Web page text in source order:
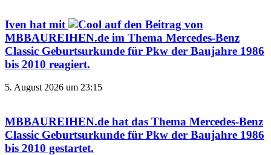
Iven hat mit
auf den Beitrag von
MBBAUREIHEN.de im Thema Mercedes-Benz
Classic Geburtsurkunde für Pkw der Baujahre 1986
bis 2010 reagiert.
5. August 2026 um 23:15
MBBAUREIHEN.de hat das Thema Mercedes-Benz
Classic Geburtsurkunde für Pkw der Baujahre 1986
bis 2010 gestartet.